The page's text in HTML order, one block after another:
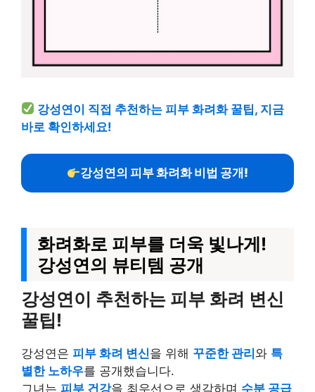
강성연이 직접 추천하는 피부 화려화 꿀팁, 지금
바로 확인하세요!
강성연의 피부 화려화 비법 공개!
화려화로 피부를 더욱 빛나게!
강성연의 뷰티템 공개
강성연이 추천하는 피부 화려 변신
꿀팁!
강성연은 피부 화려 변신을 위해 꾸준한 관리 와 특
별한 노하우를 공개했습니다.
그녀는 피부 건강을 최우선으로 생각하며 수분 공급